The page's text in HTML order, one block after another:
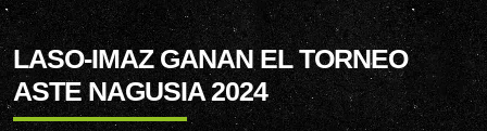
LASO-IMAZ GANAN EL TORNEO
ASTE NAGUSIA 2024